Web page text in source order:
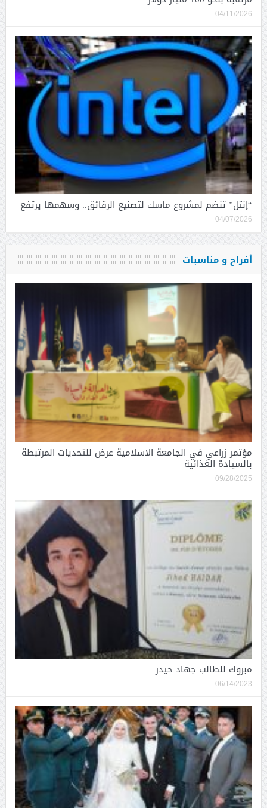
04/11/2026
“إنتل” تنضم لمشروع ماسك لتصنيع الرقائق.. وسهمها يرتفع
04/07/2026
أفراح و مناسبات
مؤتمر زراعي في الجامعة الاسلامية عرض للتحديات المرتبطة
بالسيادة الغذائية
09/28/2025
مبروك للطالب جهاد حيدر
06/14/2023